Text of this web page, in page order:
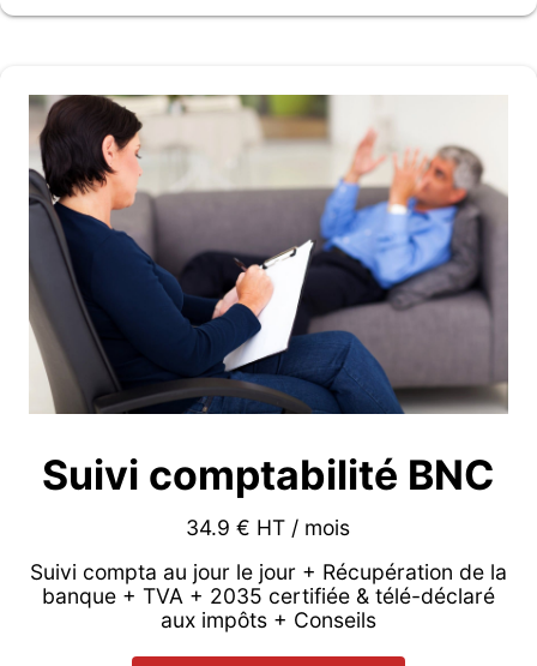
Suivi comptabilité BNC
34.9 € HT / mois
Suivi compta au jour le jour + Récupération de la
banque + TVA + 2035 certifiée & télé-déclaré
aux impôts + Conseils